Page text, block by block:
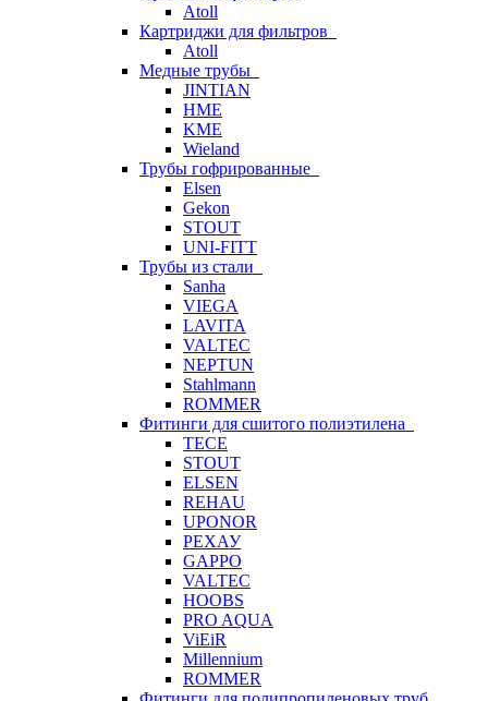
Atoll
Картриджи для фильтров
Atoll
Медные трубы
JINTIAN
HME
KME
Wieland
Трубы гофрированные
Elsen
Gekon
STOUT
UNI-FITT
Трубы из стали
Sanha
VIEGA
LAVITA
VALTEC
NEPTUN
Stahlmann
ROMMER
Фитинги для сшитого полиэтилена
TECE
STOUT
ELSEN
REHAU
UPONOR
РЕХАУ
GAPPO
VALTEC
HOOBS
PRO AQUA
ViEiR
Millennium
ROMMER